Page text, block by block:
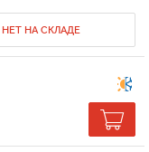
НЕТ НА СКЛАДЕ